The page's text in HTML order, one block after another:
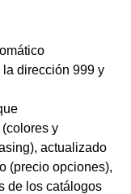
dirección 999 y
y
actualizado
(precio opciones),
de los catálogos